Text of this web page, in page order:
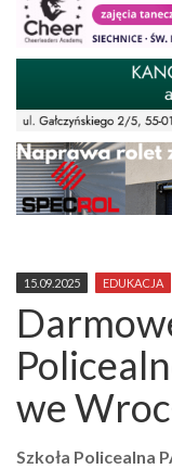
15.09.2025 EDUKACJA
we
Szkoła Policealna